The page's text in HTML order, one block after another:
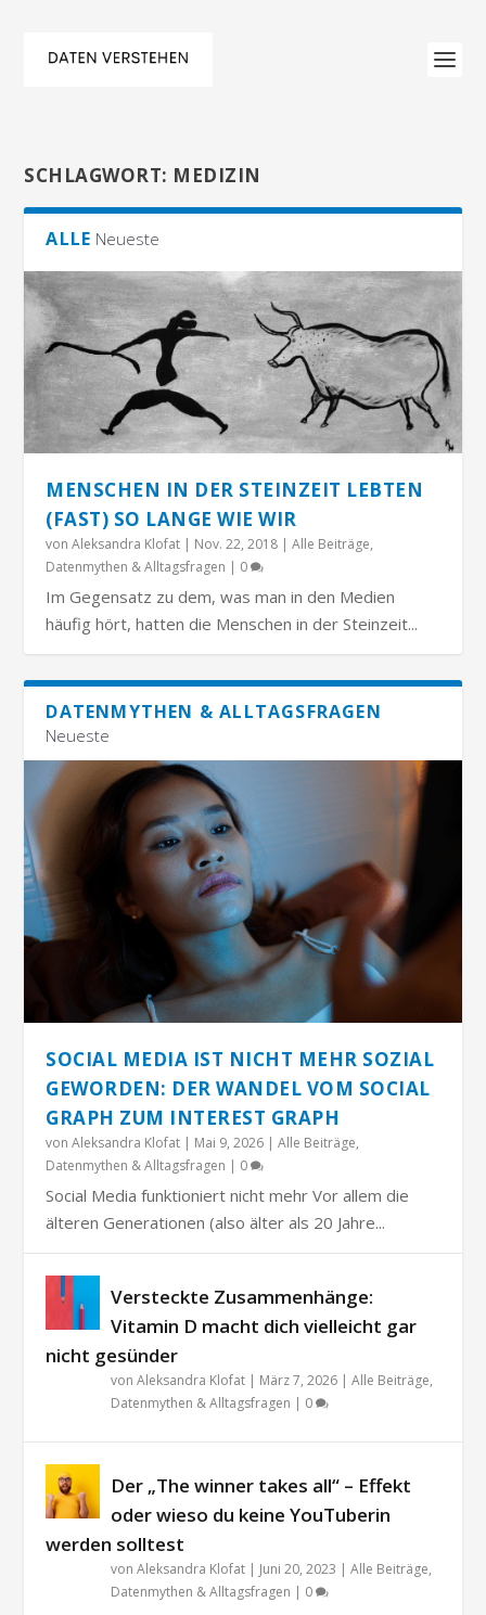
SCHLAGWORT: MEDIZIN
ALLE Neueste
MENSCHEN IN DER STEINZEIT LEBTEN
(FAST) SO LANGE WIE WIR
vonAleksandra Klofat | Nov. 22, 2018 |Alle Beiträge,
Datenmythen & Alltagsfragen | 0
Im Gegensatz zu dem, was man in den Medien
häufig hört, hatten die Menschen in der Steinzeit...
DATENMYTHEN & ALLTAGSFRAGEN
Neueste
SOCIAL MEDIA IST NICHT MEHR SOZIAL
GEWORDEN: DER WANDEL VOM SOCIAL
GRAPH ZUM INTEREST GRAPH
vonAleksandra Klofat | Mai 9, 2026 |Alle Beiträge,
Datenmythen & Alltagsfragen | 0
Social Media funktioniert nicht mehr Vor allem die
älteren Generationen (also älter als 20 Jahre...
Versteckte Zusammenhänge:
Vitamin D macht dich vielleicht gar
nicht gesünder
vonAleksandra Klofat | März 7, 2026 |Alle Beiträge,
Datenmythen & Alltagsfragen | 0
Der „The winner takes all“ – Effekt
oder wieso du keine YouTuberin
werden solltest
vonAleksandra Klofat | Juni 20, 2023 |Alle Beiträge,
Datenmythen & Alltagsfragen | 0